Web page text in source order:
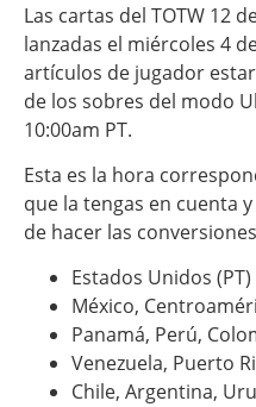
Las cartas del TOTW 12
lanzadas el miércoles 4
artículos de jugador
de los sobres del modo
10:00am PT.
Esta es la hora
que la tengas en cuenta
de hacer las
Estados Unidos (PT)
México,
Panamá, Perú,
Venezuela, Puerto
Chile, Argentina,